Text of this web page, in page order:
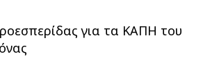
για τα ΚΑΠΗ του